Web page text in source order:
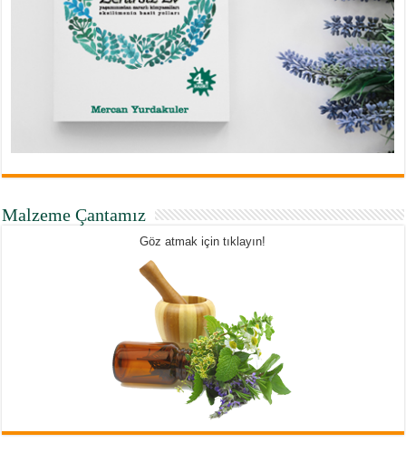
Malzeme Çantamız
Göz atmak için tıklayın!